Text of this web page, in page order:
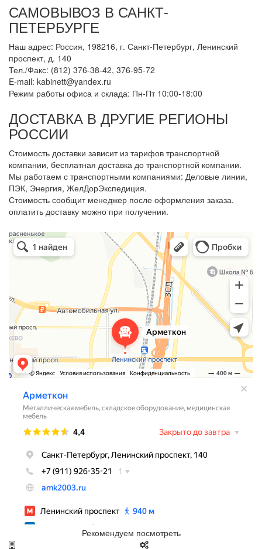
САМОВЫВОЗ В САНКТ-
ПЕТЕРБУРГЕ
Наш адрес: Россия, 198216, г. Санкт-Петербург, Ленинский
проспект, д. 140
Тел./Факс: (812) 376-38-42, 376-95-72
E-mail: kabinett@yandex.ru
Режим работы офиса и склада: Пн-Пт 10:00-18:00
ДОСТАВКА В ДРУГИЕ РЕГИОНЫ
РОССИИ
Стоимость доставки зависит из тарифов транспортной
компании, бесплатная доставка до транспортной компании.
Мы работаем с транспортными компаниями: Деловые линии,
ПЭК, Энергия, ЖелДорЭкспедиция.
Стоимость сообщит менеджер после оформления заказа,
оплатить доставку можно при получении.
Арметкон
Металлическая мебель в Санкт‑Петербурге
Торговое оборудование в Санкт‑Петербурге
Рекомендуем посмотреть